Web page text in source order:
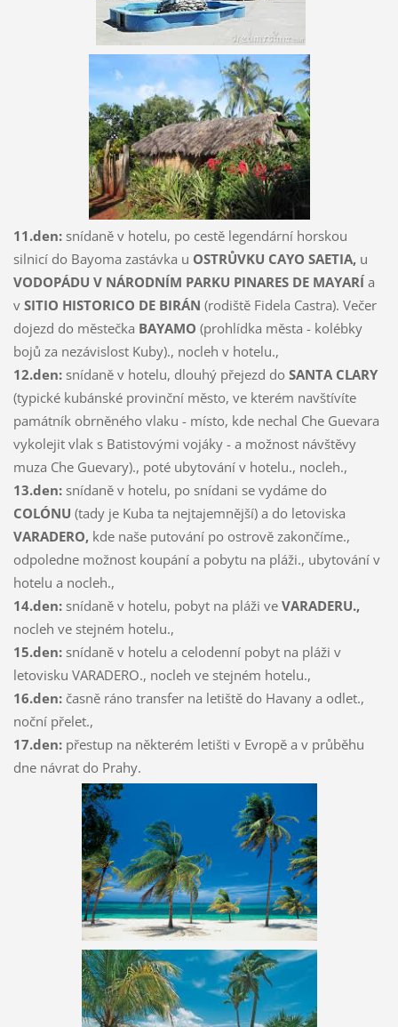
11.den:snídaně v hotelu, po cestě legendární horskou
silnicí do Bayoma zastávka u OSTRŮVKU CAYO SAETIA,u
VODOPÁDU V NÁRODNÍM PARKU PINARES DE MAYARÍ a
v SITIO HISTORICO DE BIRÁN (rodiště Fidela Castra). Večer
dojezd do městečka BAYAMO (prohlídka města - kolébky
bojů za nezávislost Kuby)., nocleh v hotelu.,
12.den:snídaně v hotelu, dlouhý přejezd do SANTA CLARY
(typické kubánské provinční město, ve kterém navštívíte
památník obrněného vlaku - místo, kde nechal Che Guevara
vykolejit vlak s Batistovými vojáky - a možnost návštěvy
muza Che Guevary)., poté ubytování v hotelu., nocleh.,
13.den:snídaně v hotelu, po snídani se vydáme do
COLÓNU (tady je Kuba ta nejtajemnější) a do letoviska
VARADERO,kde naše putování po ostrově zakončíme.,
odpoledne možnost koupání a pobytu na pláži., ubytování v
hotelu a nocleh.,
14.den:snídaně v hotelu, pobyt na pláži ve VARADERU.,
nocleh ve stejném hotelu.,
15.den: snídaně v hotelu a celodenní pobyt na pláži v
letovisku VARADERO., nocleh ve stejném hotelu.,
16.den:časně ráno transfer na letiště do Havany a odlet.,
noční přelet.,
17.den:přestup na některém letišti v Evropě a v průběhu
dne návrat do Prahy.